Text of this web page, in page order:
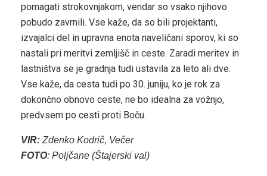
pomagati strokovnjakom, vendar so vsako njihovo
pobudo zavrnili. Vse kaže, da so bili projektanti,
izvajalci del in upravna enota naveličani sporov, ki so
nastali pri meritvi zemljišč in ceste. Zaradi meritev in
lastništva se je gradnja tudi ustavila za leto ali dve.
Vse kaže, da cesta tudi po 30. juniju, ko je rok za
dokončno obnovo ceste, ne bo idealna za vožnjo,
predvsem po cesti proti Boču.
VIR: Zdenko Kodrič, Večer
FOTO: Poljčane (Štajerski val)